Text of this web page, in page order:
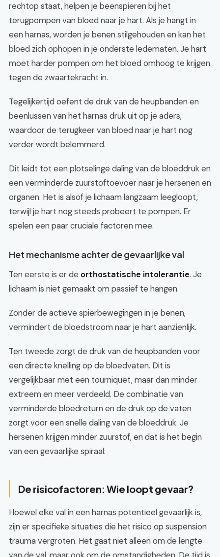
rechtop staat, helpen je beenspieren bij het
terugpompen van bloed naar je hart. Als je hangt in
een harnas, worden je benen stilgehouden en kan het
bloed zich ophopen in je onderste ledematen. Je hart
moet harder pompen om het bloed omhoog te krijgen
tegen de zwaartekracht in.
Tegelijkertijd oefent de druk van de heupbanden en
beenlussen van het harnas druk uit op je aders,
waardoor de terugkeer van bloed naar je hart nog
verder wordt belemmerd.
Dit leidt tot een plotselinge daling van de bloeddruk en
een verminderde zuurstoftoevoer naar je hersenen en
organen. Het is alsof je lichaam langzaam leegloopt,
terwijl je hart nog steeds probeert te pompen. Er
spelen een paar cruciale factoren mee.
Het mechanisme achter de gevaarlijke val
Ten eerste is er de orthostatische intolerantie. Je
lichaam is niet gemaakt om passief te hangen.
Zonder de actieve spierbewegingen in je benen,
vermindert de bloedstroom naar je hart aanzienlijk.
Ten tweede zorgt de druk van de heupbanden voor
een directe knelling op de bloedvaten. Dit is
vergelijkbaar met een tourniquet, maar dan minder
extreem en meer verdeeld. De combinatie van
verminderde bloedreturn en de druk op de vaten
zorgt voor een snelle daling van de bloeddruk. Je
hersenen krijgen minder zuurstof, en dat is het begin
van een gevaarlijke spiraal.
De risicofactoren: Wie loopt gevaar?
Hoewel elke val in een harnas potentieel gevaarlijk is,
zijn er specifieke situaties die het risico op suspension
trauma vergroten. Het gaat niet alleen om de lengte